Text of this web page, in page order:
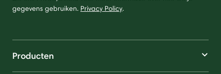
gegevens gebruiken. Privacy Policy.
Producten